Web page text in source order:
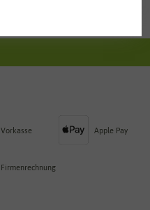
Vorkasse Apple Pay
Firmenrechnung